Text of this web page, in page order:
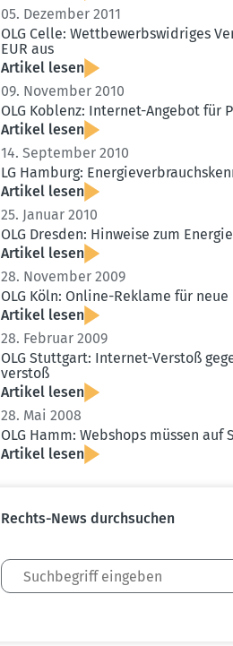
05. Dezember 2011
OLG Celle: Wettbe­werbs­wid­riges
EUR aus
Artikel lesen
09. November 2010
OLG Koblenz: Internet-Angebot für
Artikel lesen
14. September 2010
LG Hamburg:
Artikel lesen
25. Januar 2010
OLG Dresden: Hinweise zum
Artikel lesen
28. November 2009
OLG Köln: Online-Reklame für
Artikel lesen
28. Februar 2009
OLG Stuttgart: Internet-Verstoß
verstoß
Artikel lesen
28. Mai 2008
OLG Hamm: Webshops müssen
Artikel lesen
Rechts-News durch­suchen